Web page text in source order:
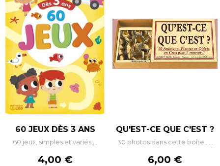
60 JEUX DÈS 3 ANS
60 jeux, simples et variés,...
Prix
4,00 €
QU'EST-CE QUE C'EST ?
30 photos dans cette boîte......
Prix
6,00 €